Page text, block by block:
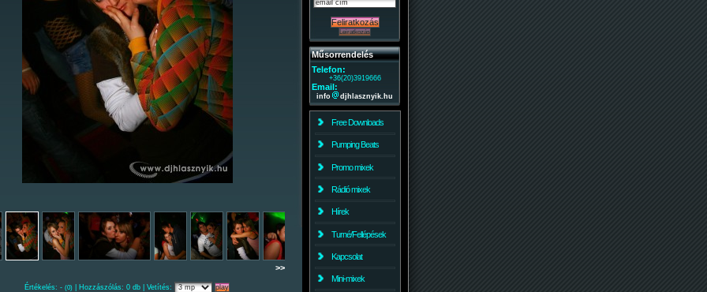
>>
Értékelés: - (0) | Hozzászólás: 0 db | Vetítés:
Műsorrendelés
Telefon:
+36(20)3919666
Email:
info djhlasznyik.hu
Free Downloads
Pumping Beats
Promo mixek
Rádió mixek
Hírek
Turné/Fellépések
Kapcsolat
Mini-mixek